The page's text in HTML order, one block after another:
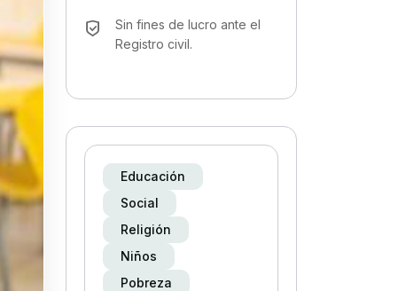
Sin fines de lucro ante el
Registro civil.
Educación
Social
Religión
Niños
Pobreza